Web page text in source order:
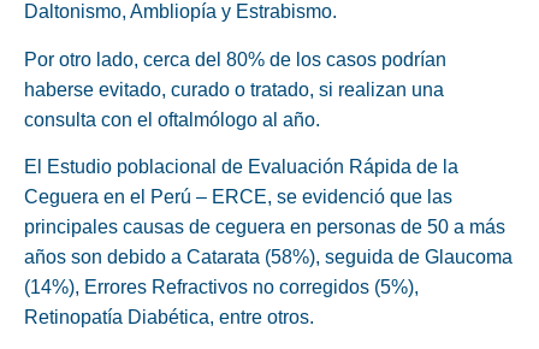
Daltonismo, Ambliopía y Estrabismo.
Por otro lado, cerca del 80% de los casos podrían
haberse evitado, curado o tratado, si realizan una
consulta con el oftalmólogo al año.
El Estudio poblacional de Evaluación Rápida de la
Ceguera en el Perú – ERCE, se evidenció que las
principales causas de ceguera en personas de 50 a más
años son debido a Catarata (58%), seguida de Glaucoma
(14%), Errores Refractivos no corregidos (5%),
Retinopatía Diabética, entre otros.